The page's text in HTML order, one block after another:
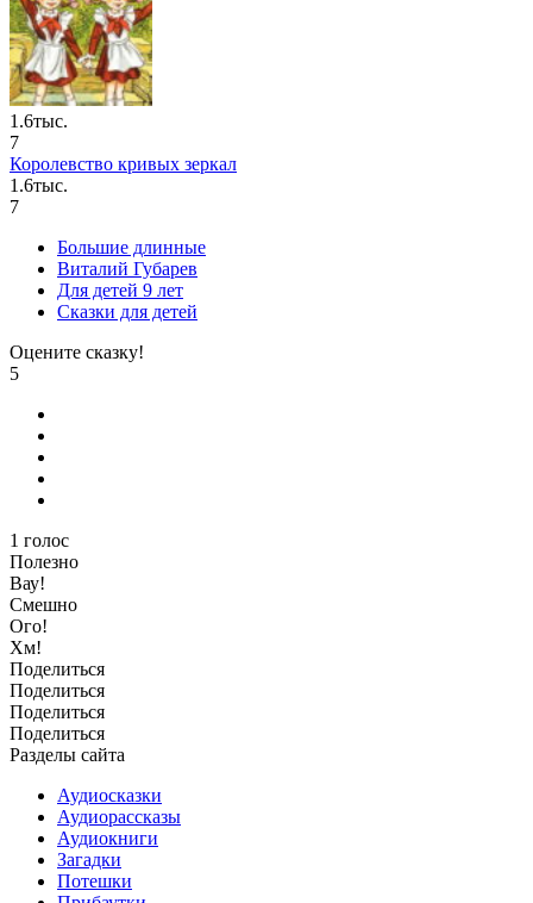
1.6тыс.
7
Королевство кривых зеркал
1.6тыс.
7
Большие длинные
Виталий Губарев
Для детей 9 лет
Сказки для детей
Оцените сказку!
5
1 голос
Полезно
Вау!
Смешно
Ого!
Хм!
Поделиться
Поделиться
Поделиться
Поделиться
Разделы сайта
Аудиосказки
Аудиорассказы
Аудиокниги
Загадки
Потешки